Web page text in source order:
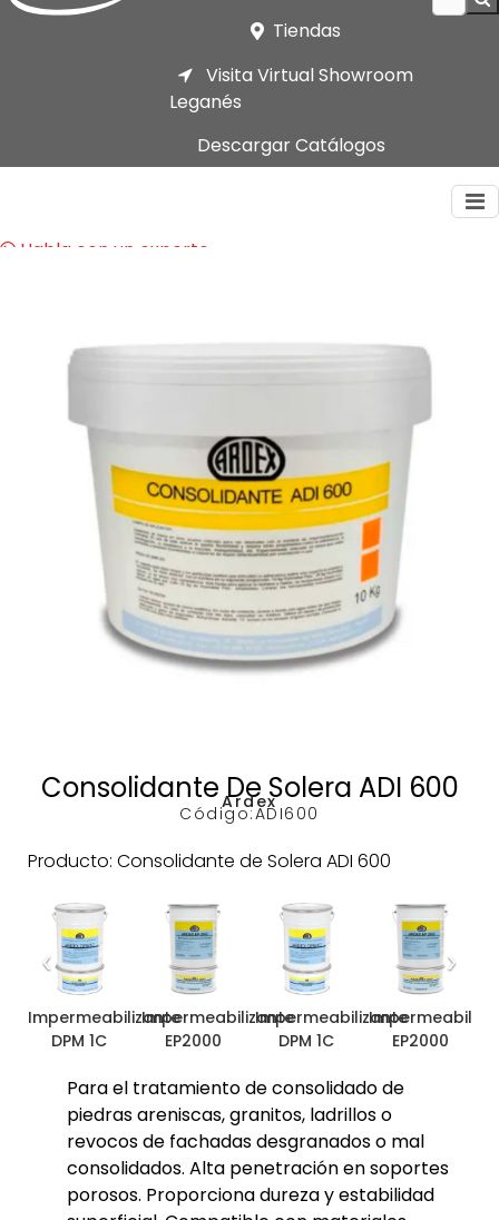
Tiendas
Visita Virtual Showroom
Leganés
Descargar Catálogos
Habla con un experto
Consolidante De Solera ADI 600
Ardex
Código:ADI600
Producto: Consolidante de Solera ADI 600
Impermeabilizante
DPM 1C
Impermeabilizante
EP2000
Impermeabilizante
DPM 1C
EP2000
‹ ›
Para el tratamiento de consolidado de
piedras areniscas, granitos, ladrillos o
revocos de fachadas desgranados o mal
consolidados. Alta penetración en soportes
porosos. Proporciona dureza y estabilidad